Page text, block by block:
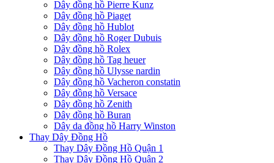
Dây đồng hồ Pierre Kunz
Dây đồng hồ Piaget
Dây đồng hồ Hublot
Dây đồng hồ Roger Dubuis
Dây đồng hồ Rolex
Dây đồng hồ Tag heuer
Dây đồng hồ Ulysse nardin
Dây đồng hồ Vacheron constatin
Dây đồng hồ Versace
Dây đồng hồ Zenith
Dây đồng hồ Buran
Dây da đồng hồ Harry Winston
Thay Dây Đồng Hồ
Thay Dây Đồng Hồ Quận 1
Thay Dây Đồng Hồ Quận 2